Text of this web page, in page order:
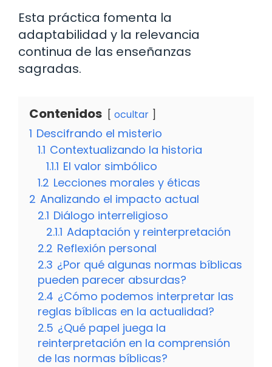
Esta práctica fomenta la
adaptabilidad y la relevancia
continua de las enseñanzas
sagradas.
Contenidos ocultar
1 Descifrando el misterio
1.1 Contextualizando la historia
1.1.1 El valor simbólico
1.2 Lecciones morales y éticas
2 Analizando el impacto actual
2.1 Diálogo interreligioso
2.1.1 Adaptación y reinterpretación
2.2 Reflexión personal
2.3 ¿Por qué algunas normas bíblicas
pueden parecer absurdas?
2.4 ¿Cómo podemos interpretar las
reglas bíblicas en la actualidad?
2.5 ¿Qué papel juega la
reinterpretación en la comprensión
de las normas bíblicas?